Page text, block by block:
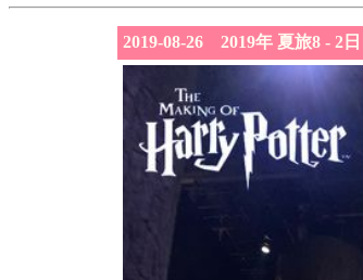
2019-08-26 2019年 夏旅8 - 2